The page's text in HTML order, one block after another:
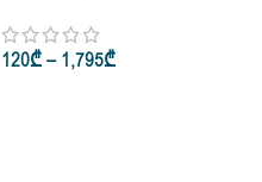
50ml • 100ml
120₾– 1,795₾